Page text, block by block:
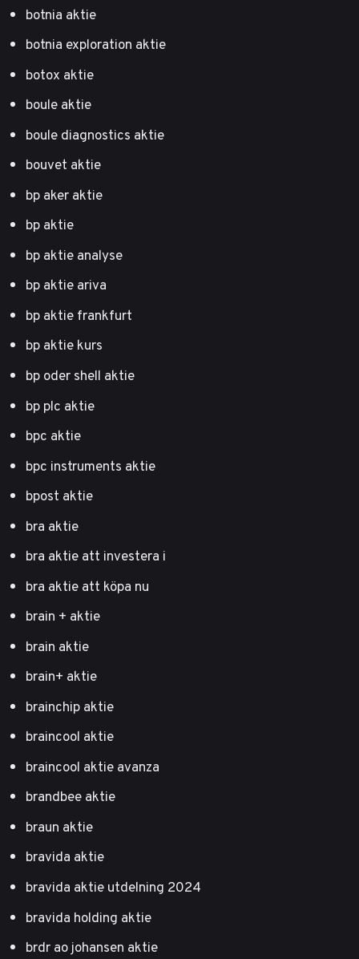
botnia aktie
botnia exploration aktie
botox aktie
boule aktie
boule diagnostics aktie
bouvet aktie
bp aker aktie
bp aktie
bp aktie analyse
bp aktie ariva
bp aktie frankfurt
bp aktie kurs
bp oder shell aktie
bp plc aktie
bpc aktie
bpc instruments aktie
bpost aktie
bra aktie
bra aktie att investera i
bra aktie att köpa nu
brain + aktie
brain aktie
brain+ aktie
brainchip aktie
braincool aktie
braincool aktie avanza
brandbee aktie
braun aktie
bravida aktie
bravida aktie utdelning 2024
bravida holding aktie
brdr ao johansen aktie